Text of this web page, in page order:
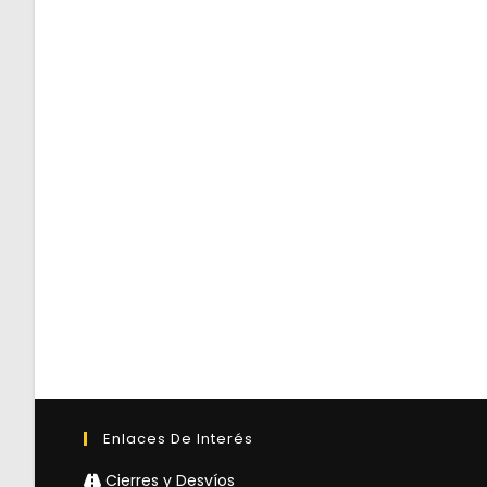
Enlaces De Interés
Cierres y Desvíos